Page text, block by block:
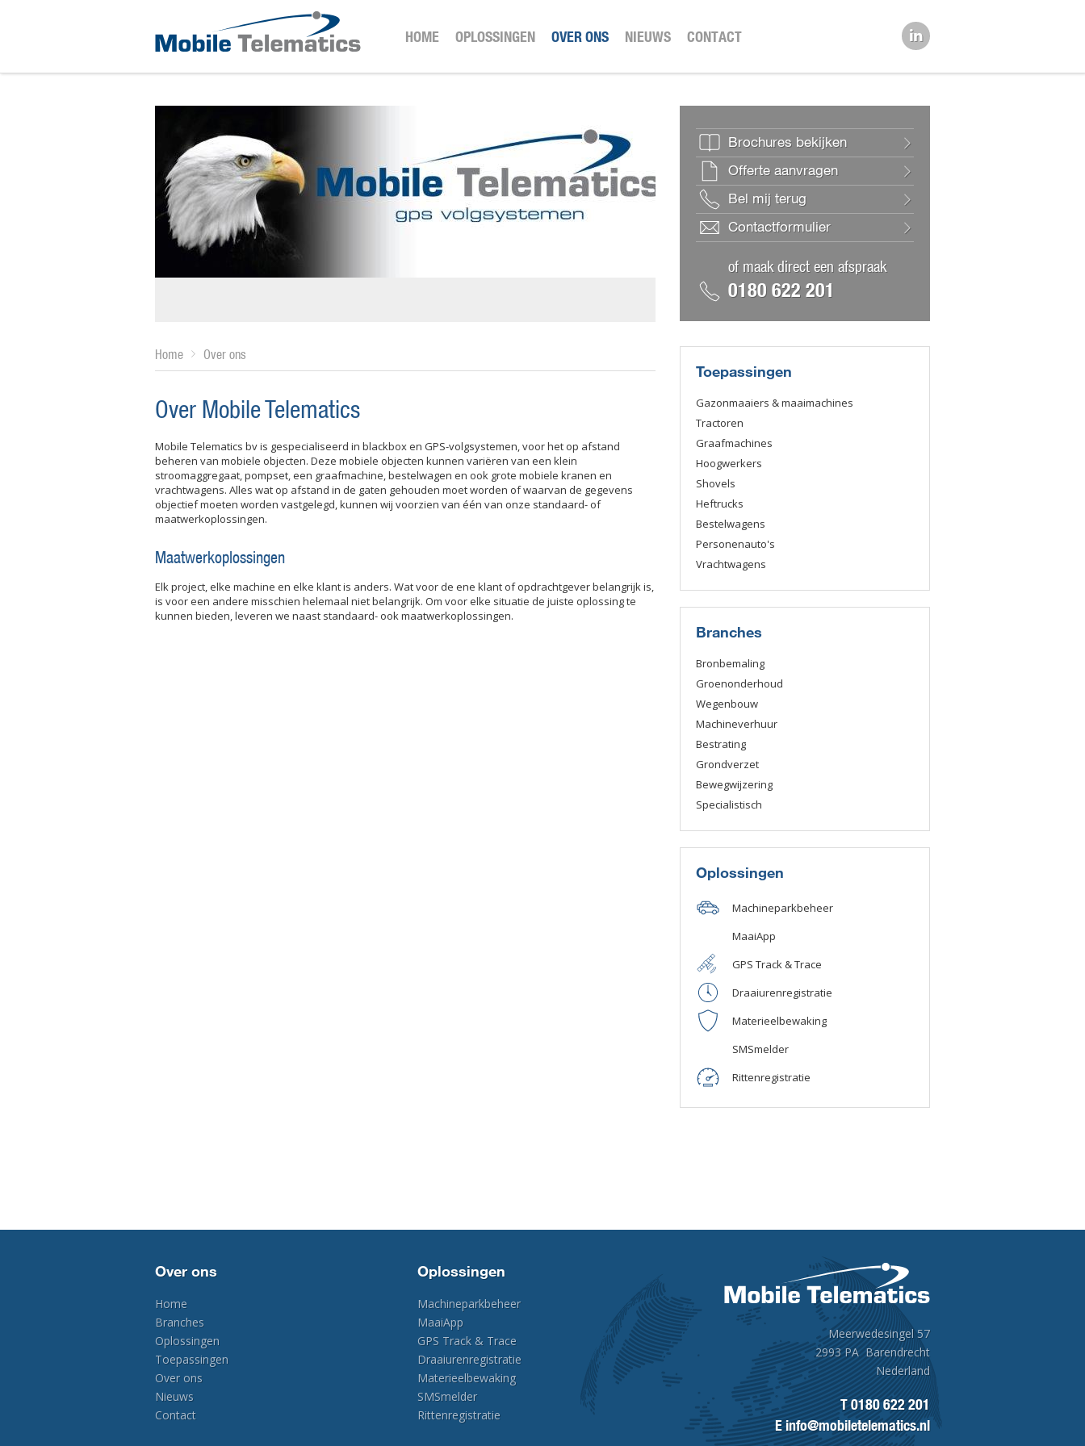
HOME OPLOSSINGEN OVER ONS NIEUWS CONTACT
Brochures bekijken
Offerte aanvragen
Bel mij terug
Contactformulier
of maak direct een afspraak
0180 622 201
Home Over ons
Over Mobile Telematics
Mobile Telematics bv is gespecialiseerd in blackbox en GPS-volgsystemen, voor het op afstand
beheren van mobiele objecten. Deze mobiele objecten kunnen variëren van een klein
stroomaggregaat, pompset, een graafmachine, bestelwagen en ook grote mobiele kranen en
vrachtwagens. Alles wat op afstand in de gaten gehouden moet worden of waarvan de gegevens
objectief moeten worden vastgelegd, kunnen wij voorzien van één van onze standaard- of
maatwerkoplossingen.
Maatwerkoplossingen
Elk project, elke machine en elke klant is anders. Wat voor de ene klant of opdrachtgever belangrijk is,
is voor een andere misschien helemaal niet belangrijk. Om voor elke situatie de juiste oplossing te
kunnen bieden, leveren we naast standaard- ook maatwerkoplossingen.
Toepassingen
Gazonmaaiers & maaimachines
Tractoren
Graafmachines
Hoogwerkers
Shovels
Heftrucks
Bestelwagens
Personenauto's
Vrachtwagens
Branches
Bronbemaling
Groenonderhoud
Wegenbouw
Machineverhuur
Bestrating
Grondverzet
Bewegwijzering
Specialistisch
Oplossingen
Machineparkbeheer
MaaiApp
GPS Track & Trace
Draaiurenregistratie
Materieelbewaking
SMSmelder
Rittenregistratie
Over ons
Home
Branches
Oplossingen
Toepassingen
Over ons
Nieuws
Contact
Oplossingen
Machineparkbeheer
MaaiApp
GPS Track & Trace
Draaiurenregistratie
Materieelbewaking
SMSmelder
Rittenregistratie
Meerwedesingel 57
2993 PA Barendrecht
Nederland
T0180 622 201
Einfo@mobiletelematics.nl